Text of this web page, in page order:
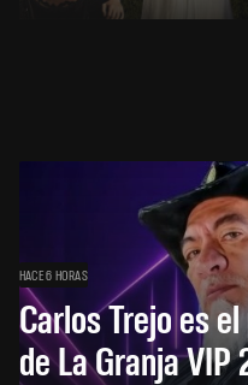
HACE 6 HORAS
Carlos Trejo es
de La Granja VIP